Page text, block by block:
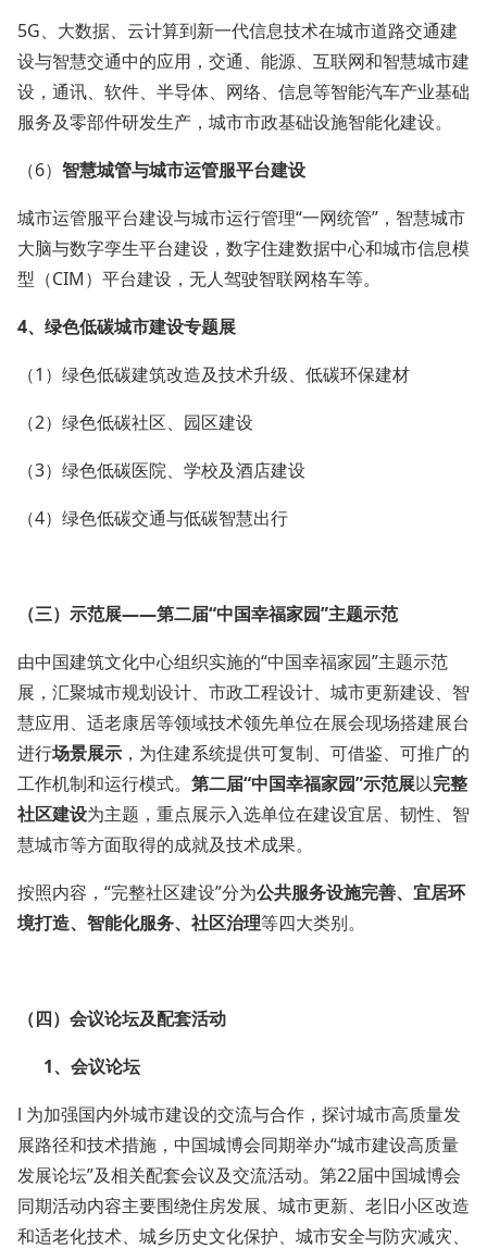
5G、大数据、云计算到新一代信息技术在城市道路交通建
设与智慧交通中的应用，交通、能源、互联网和智慧城市建
设，通讯、软件、半导体、网络、信息等智能汽车产业基础
服务及零部件研发生产，城市市政基础设施智能化建设。
（6） 智慧城管与城市运管服平台建设
城市运管服平台建设与城市运行管理“一网统管”，智慧城市
大脑与数字孪生平台建设，数字住建数据中心和城市信息模
型（CIM）平台建设，无人驾驶智联网格车等。
4、 绿色低碳城市建设专题展
（1）绿色低碳建筑改造及技术升级、低碳环保建材
（2）绿色低碳社区、园区建设
（3）绿色低碳医院、学校及酒店建设
（4）绿色低碳交通与低碳智慧出行
（三） 示范展——第二届“中国幸福家园”主题示范
由中国建筑文化中心组织实施的“中国幸福家园”主题示范
展，汇聚城市规划设计、市政工程设计、城市更新建设、智
慧应用、适老康居等领域技术领先单位在展会现场搭建展台
进行场景展示 ，为住建系统提供可复制、可借鉴、可推广的
工作机制和运行模式。 第二届“中国幸福家园”示范展以完整
社区建设为主题，重点展示入选单位在建设宜居、韧性、智
慧城市等方面取得的成就及技术成果。
按照内容，“完整社区建设”分为公共服务设施完善、宜居环
境打造、智能化服务、社区治理等四大类别。
（四）会议论坛及配套活动
1、会议论坛
l 为加强国内外城市建设的交流与合作，探讨城市高质量发
展路径和技术措施，中国城博会同期举办“城市建设高质量
发展论坛”及相关配套会议及交流活动。第22届中国城博会
同期活动内容主要围绕住房发展、城市更新、老旧小区改造
和适老化技术、城乡历史文化保护、城市安全与防灾减灾、